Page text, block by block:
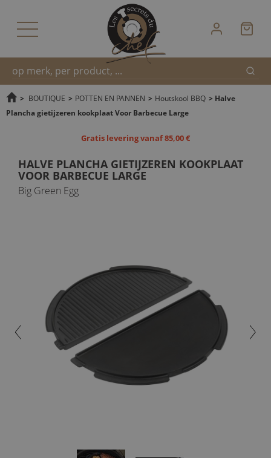
Snel
> BOUTIQUE > POTTEN EN PANNEN > Houtskool BBQ > Halve
Plancha gietijzeren kookplaat Voor Barbecue Large
Gratis levering vanaf 85,00 €
HALVE PLANCHA GIETIJZEREN KOOKPLAAT
VOOR BARBECUE LARGE
Big Green Egg